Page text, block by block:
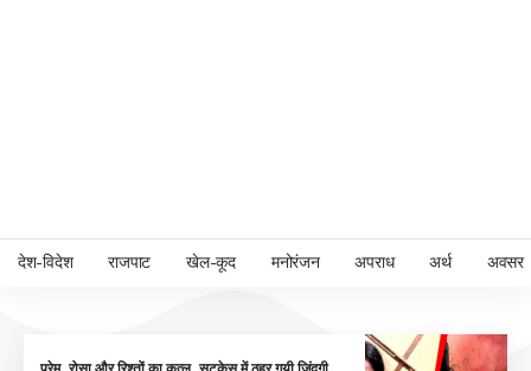
देश-विदेश राजपाट खेल-कूद मनोरंजन अपराध अर्थ अवसर